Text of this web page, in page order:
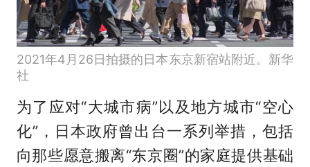
2021年4月26日拍摄的日本东京新宿站附近。新华
社
为了应对“大城市病”以及地方城市“空心
化”，日本政府曾出台一系列举措，包括
向那些愿意搬离“东京圈”的家庭提供基础